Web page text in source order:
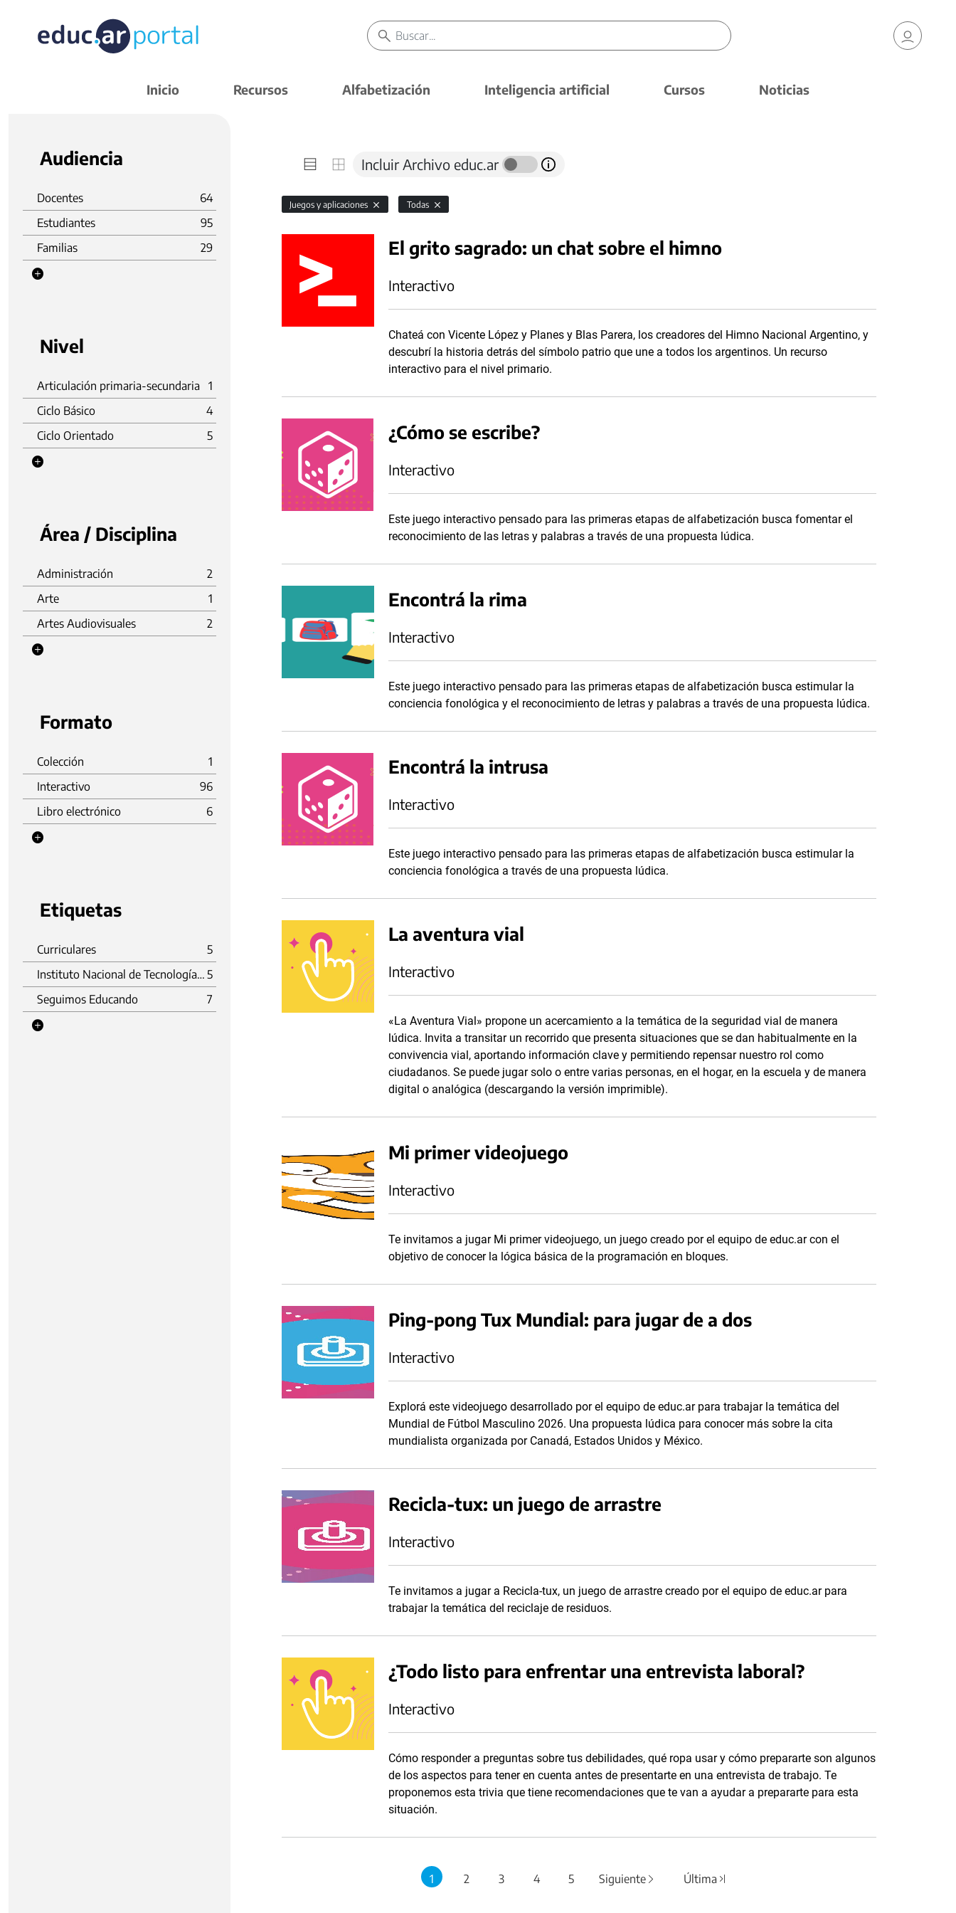
Inicio Recursos Alfabetización Inteligencia artificial Cursos Noticias
Audiencia
Docentes
64
Estudiantes
95
Familias
29
Nivel
Articulación primaria-secundaria 1
Ciclo Básico
4
Ciclo Orientado
5
Área / Disciplina
Administración
2
Arte
1
Artes Audiovisuales
2
Formato
Colección
1
Interactivo
96
Libro electrónico
6
Etiquetas
Curriculares
5
Instituto Nacional de Tecnología Agropecuaria (INTA) 5
Seguimos Educando
7
Incluir Archivo educ.ar
Juegos y aplicaciones Todas
El grito sagrado: un chat sobre el himno
Interactivo
Chateá con Vicente López y Planes y Blas Parera, los creadores del Himno Nacional Argentino, y
descubrí la historia detrás del símbolo patrio que une a todos los argentinos. Un recurso
interactivo para el nivel primario.
¿Cómo se escribe?
Interactivo
Este juego interactivo pensado para las primeras etapas de alfabetización busca fomentar el
reconocimiento de las letras y palabras a través de una propuesta lúdica.
Encontrá la rima
Interactivo
Este juego interactivo pensado para las primeras etapas de alfabetización busca estimular la
conciencia fonológica y el reconocimiento de letras y palabras a través de una propuesta lúdica.
Encontrá la intrusa
Interactivo
Este juego interactivo pensado para las primeras etapas de alfabetización busca estimular la
conciencia fonológica a través de una propuesta lúdica.
La aventura vial
Interactivo
«La Aventura Vial» propone un acercamiento a la temática de la seguridad vial de manera
lúdica. Invita a transitar un recorrido que presenta situaciones que se dan habitualmente en la
convivencia vial, aportando información clave y permitiendo repensar nuestro rol como
ciudadanos. Se puede jugar solo o entre varias personas, en el hogar, en la escuela y de manera
digital o analógica (descargando la versión imprimible).
Mi primer videojuego
Interactivo
Te invitamos a jugar Mi primer videojuego, un juego creado por el equipo de educ.ar con el
objetivo de conocer la lógica básica de la programación en bloques.
Ping-pong Tux Mundial: para jugar de a dos
Interactivo
Explorá este videojuego desarrollado por el equipo de educ.ar para trabajar la temática del
Mundial de Fútbol Masculino 2026. Una propuesta lúdica para conocer más sobre la cita
mundialista organizada por Canadá, Estados Unidos y México.
Recicla-tux: un juego de arrastre
Interactivo
Te invitamos a jugar a Recicla-tux, un juego de arrastre creado por el equipo de educ.ar para
trabajar la temática del reciclaje de residuos.
¿Todo listo para enfrentar una entrevista laboral?
Interactivo
Cómo responder a preguntas sobre tus debilidades, qué ropa usar y cómo prepararte son algunos
de los aspectos para tener en cuenta antes de presentarte en una entrevista de trabajo. Te
proponemos esta trivia que tiene recomendaciones que te van a ayudar a prepararte para esta
situación.
1 2 3 4 5 Siguiente Última